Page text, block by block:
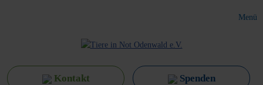
Menü
Kontakt Spenden